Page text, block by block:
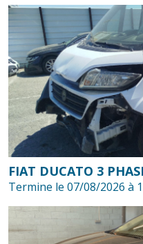
FIAT DUCATO 3
Termine le 07/08/2026 à